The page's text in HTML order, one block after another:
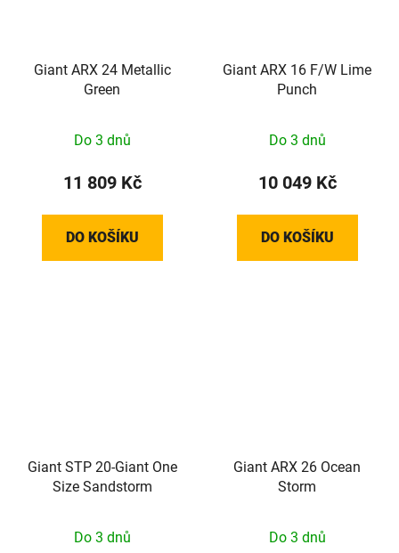
Giant ARX 24 Metallic
Green
Do 3 dnů
11 809 Kč
DO KOŠÍKU
Giant ARX 16 F/W Lime
Punch
Do 3 dnů
10 049 Kč
DO KOŠÍKU
Giant STP 20-Giant One
Size Sandstorm
Do 3 dnů
Giant ARX 26 Ocean
Storm
Do 3 dnů